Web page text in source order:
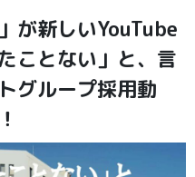
が新しいYouTube
ことない」と、言
グループ採用動